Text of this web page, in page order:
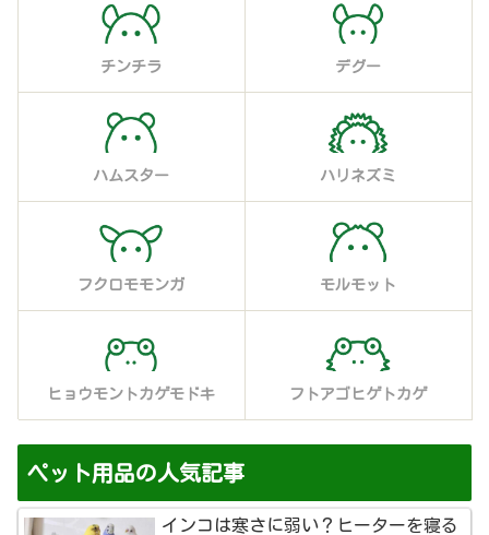
チンチラ デグー
ハムスター ハリネズミ
フクロモモンガ モルモット
ヒョウモントカゲモドキ フトアゴヒゲトカゲ
ペット用品の人気記事
インコは寒さに弱い？ヒーターを寝る